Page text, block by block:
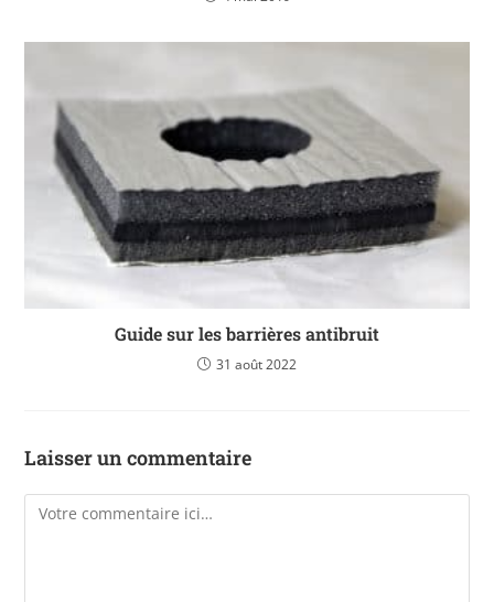
Guide sur les barrières antibruit
31 août 2022
Laisser un commentaire